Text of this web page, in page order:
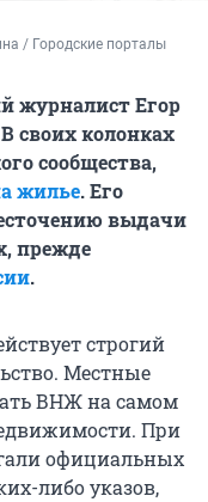
/ Городские порталы
журналист Егор
своих колонках
сообщества,
жилье. Его
выдачи
прежде
.
строгий
Местные
ВНЖ на самом
При
официальных
либо указов,